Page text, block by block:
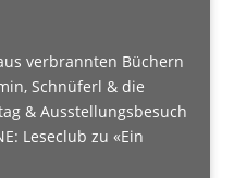
verbrannten Büchern
Schnüferl & die
& Ausstellungsbesuch
Leseclub zu «Ein